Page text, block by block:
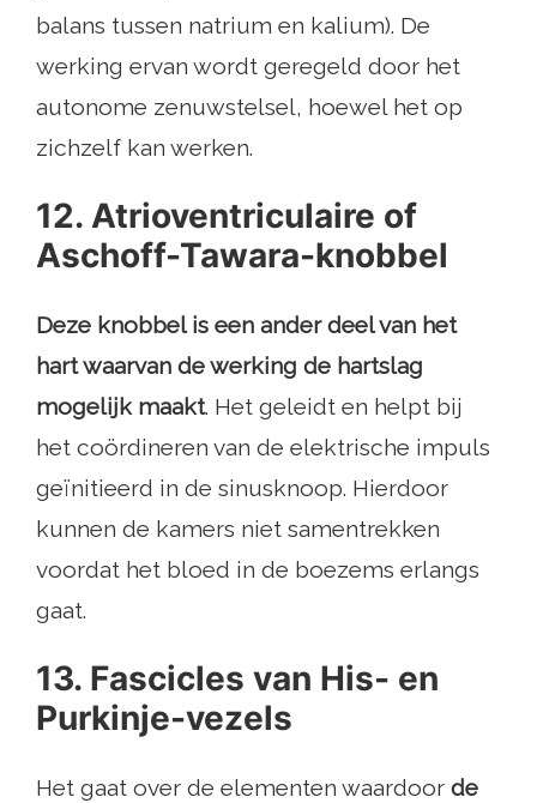
balans tussen natrium en kalium). De
werking ervan wordt geregeld door het
autonome zenuwstelsel, hoewel het op
zichzelf kan werken.
12. Atrioventriculaire of
Aschoff-Tawara-knobbel
Deze knobbel is een ander deel van het
hart waarvan de werking de hartslag
mogelijk maakt. Het geleidt en helpt bij
het coördineren van de elektrische impuls
geïnitieerd in de sinusknoop. Hierdoor
kunnen de kamers niet samentrekken
voordat het bloed in de boezems erlangs
gaat.
13. Fascicles van His- en
Purkinje-vezels
Het gaat over de elementen waardoor de